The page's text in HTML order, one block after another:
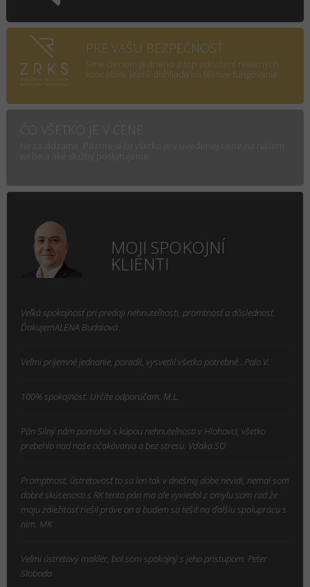
PRE VAŠU BEZPEČNOSŤ
Sme členom jedného z top združení realitných
kancelárii, ktoré dohliada na férove fungovanie.
ČO VŠETKO JE V CENE
MOJI SPOKOJNÍ
KLIENTI
Veľká spokojnosť pri predaji nehnuteľnosti, promtnosť a dôslednosť.
ĎakujemALENA Budaiová
Veľmi príjemné jednanie, poradil, vysvetlil všetko potrebné...Palo V.
100% spokojnosť. Určite odporúčam. M.L.
Pán Silný nám pomohol s kúpou nehnuteľnosti v Hlohovci, všetko
prebehlo nad naše očakávania a bez stresu. Vďaka.SO
Promptnosť, ústretovosť to sa len tak v dnešnej dobe nevidí, nemal som
dobré skúsenosti s RK tento pán ma ale vyviedol z omylu som rad že
moju záležitosť riešil práve on a budem sa tešiť na ďalšiu spoluprácu s
nim. MK
Veľmi ústretový maklér, bol som spokojný s jeho prístupom. Peter
Sloboda